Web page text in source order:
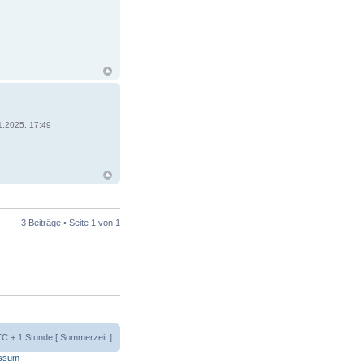
17:49
3 Beiträge • Seite 1 von 1
+ 1 Stunde [ Sommerzeit ]